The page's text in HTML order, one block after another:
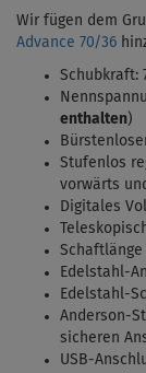
Wir fügen dem
Advance 70/36
Schubkraft:
enthalten)
Stufenlos
vorwärts
Digitales
Schaftlänge
Edelstahl-
Edelstahl-
Anderson-
sicheren
USB-